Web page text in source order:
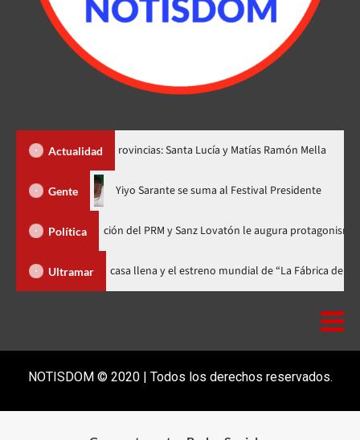
Actualidad
dos nuevas provincias: Santa Lucía y Matías Ramón Mella
Gente
en nuevo horario Yiyo Sarante se suma al Festival
Política
Organización del PRM y Sanz Lovatón le augura protagonismo político
Ultramar
celebra 15 años con una gala a casa llena y el estreno mundial de “La
NOTISDOM © 2020 | Todos los derechos reservados.